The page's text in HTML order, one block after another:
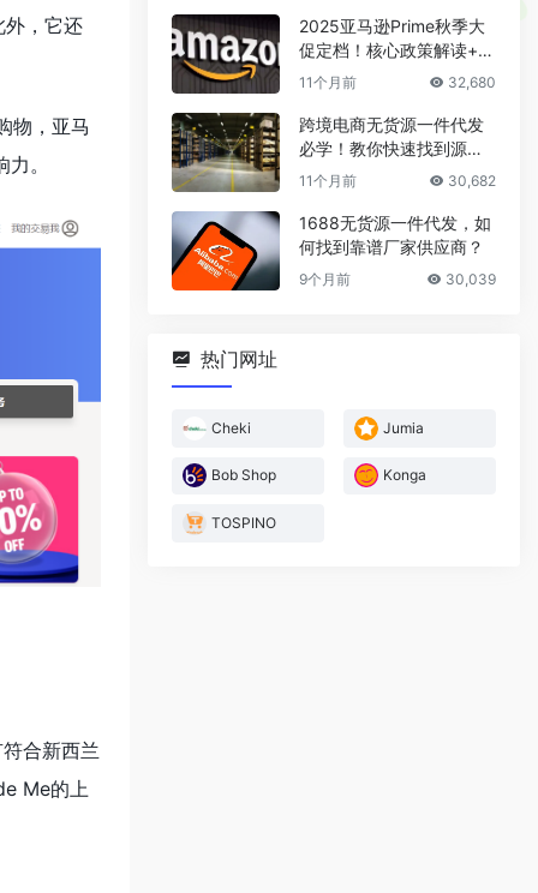
外，它还
物，亚马
。
合新西兰
Me的上
2025亚马逊Prime秋季大
促定档！核心政策解读+爆
款选品攻略
11个月前 32,680
跨境电商无货源一件代发
必学！教你快速找到源头
厂家
11个月前 30,682
1688无货源一件代发，如
何找到靠谱厂家供应商？
9个月前 30,039
热门网址
Cheki Jumia
Bob Shop Konga
TOSPINO